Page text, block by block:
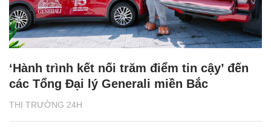
THỊ TRƯỜNG 24H
‘Hành trình kết nối trăm điểm tin cậy’ đến
các Tổng Đại lý Generali miền Bắc